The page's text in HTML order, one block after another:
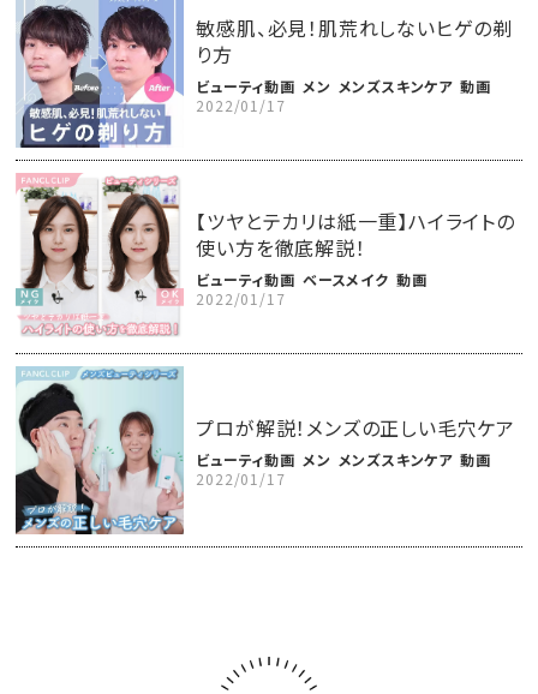
敏感肌、必見！肌荒れしないヒゲの剃
り方
ビューティ動画 メン メンズスキンケア 動画
2022/01/17
【ツヤとテカリは紙一重】ハイライトの
使い方を徹底解説！
ビューティ動画 ベースメイク 動画
2022/01/17
プロが解説！メンズの正しい毛穴ケア
ビューティ動画 メン メンズスキンケア 動画
2022/01/17